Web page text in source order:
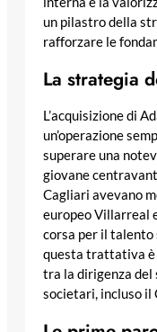
un pilastro della
rafforzare le
La strategia
L’acquisizione di
un’operazione
superare una
giovane
Cagliari avevano
europeo Villarreal
corsa per il talento
questa trattativa è
tra la dirigenza
societari, incluso il